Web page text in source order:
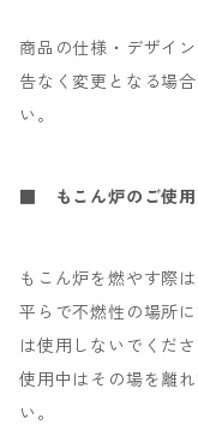
商品の仕様・デザイ
告なく変更となる場
い。
■ もこん炉のご使用
もこん炉を燃やす際
平らで不燃性の場所
は使用しないでくださ
使用中はその場を離
い。